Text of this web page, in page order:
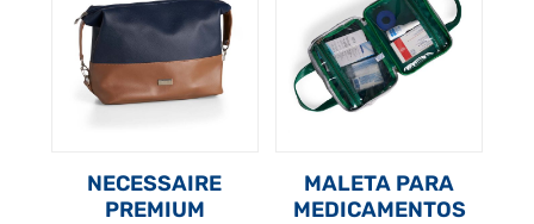
NECESSAIRE
PREMIUM
MALETA PARA
MEDICAMENTOS